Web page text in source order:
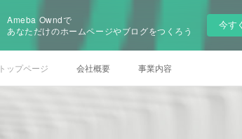
Ameba Owndで
あなただけのホームページやブログをつくろう
今す
トップページ 会社概要 事業内容